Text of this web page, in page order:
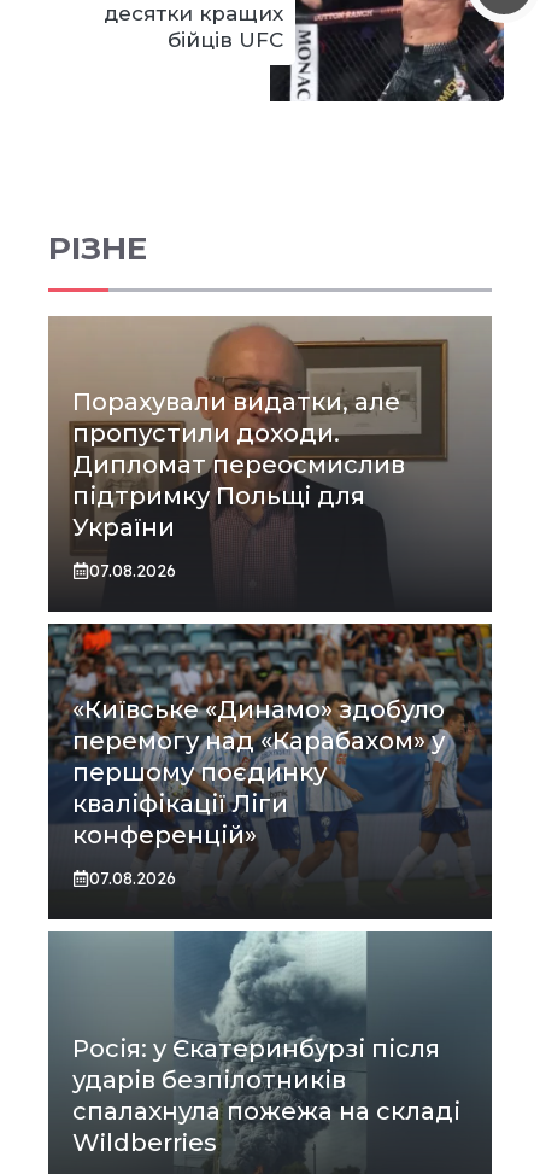
десятки кращих
бійців UFC
РІЗНЕ
Порахували видатки, але
пропустили доходи.
Дипломат переосмислив
підтримку Польщі для
України
07.08.2026
«Київське «Динамо» здобуло
перемогу над «Карабахом» у
першому поєдинку
кваліфікації Ліги
конференцій»
07.08.2026
Росія: у Єкатеринбурзі після
ударів безпілотників
спалахнула пожежа на складі
Wildberries